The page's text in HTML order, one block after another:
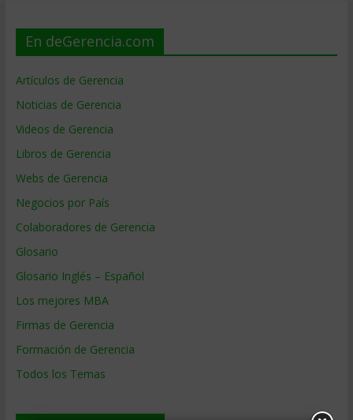
En deGerencia.com
Artículos de Gerencia
Noticias de Gerencia
Videos de Gerencia
Libros de Gerencia
Webs de Gerencia
Negocios por País
Colaboradores de Gerencia
Glosario
Glosario Inglés – Español
Los mejores MBA
Firmas de Gerencia
Formación de Gerencia
Todos los Temas